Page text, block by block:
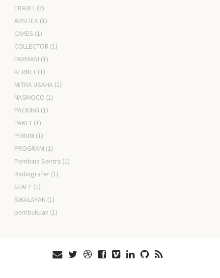
TRAVEL (2)
ARSITEK (1)
CAKES (1)
COLLECTOR (1)
FARMASI (1)
KERNET (1)
MITRA USAHA (1)
NASMOCO (1)
PACKING (1)
PAKET (1)
PERUM (1)
PROGRAM (1)
Pembina Sentra (1)
Radiografer (1)
STAFF (1)
SWALAYAN (1)
pembukuan (1)